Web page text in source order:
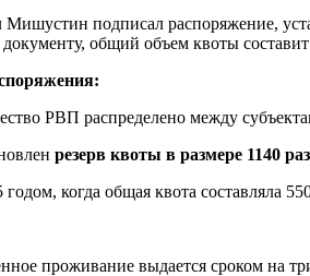
подписал распоряжение,
документу, общий объем квоты составит
РВП распределено между
резерв квоты в размере 1140
когда общая квота составляла
проживание выдается сроком на